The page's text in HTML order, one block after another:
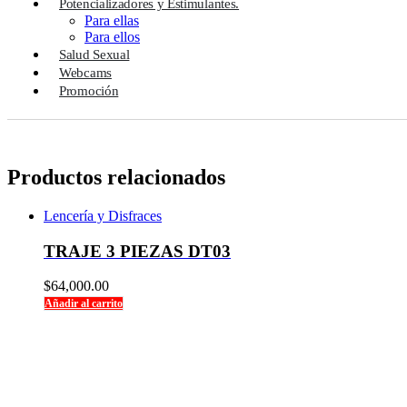
Potencializadores y Estimulantes.
Para ellas
Para ellos
Salud Sexual
Webcams
Promoción
Productos relacionados
Lencería y Disfraces
TRAJE 3 PIEZAS DT03
$64,000.00
Añadir al carrito